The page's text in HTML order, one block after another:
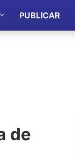
PUBLICAR
de